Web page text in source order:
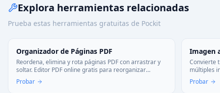
Explora herramientas relacionadas
Prueba estas herramientas gratuitas de Pockit
Organizador de Páginas PDF
Reordena, elimina y rota páginas PDF con arrastrar y
soltar. Editor PDF online gratis para reorganizar
documentos al instante. Sin instalación, 100% seguro
en tu navegador.
Probar
Imagen
Convierte
múltiples
todo el
Probar